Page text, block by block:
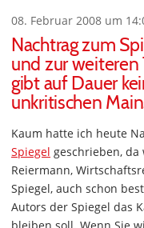
08. Februar 2008 um
Nachtrag zum
und zur weiteren
gibt auf Dauer
unkritischen
Kaum hatte ich heute
Spiegel geschrieben,
Reiermann,
Spiegel, auch schon
Autors der Spiegel das